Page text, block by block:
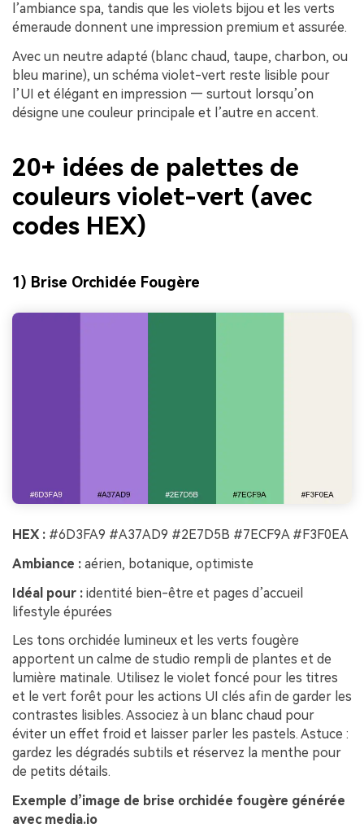
l’ambiance spa, tandis que les violets bijou et les verts
émeraude donnent une impression premium et assurée.
Avec un neutre adapté (blanc chaud, taupe, charbon, ou
bleu marine), un schéma violet-vert reste lisible pour
l’UI et élégant en impression — surtout lorsqu’on
désigne une couleur principale et l’autre en accent.
20+ idées de palettes de
couleurs violet-vert (avec
codes HEX)
1) Brise Orchidée Fougère
HEX : #6D3FA9 #A37AD9 #2E7D5B #7ECF9A #F3F0EA
Ambiance : aérien, botanique, optimiste
Idéal pour : identité bien-être et pages d’accueil
lifestyle épurées
Les tons orchidée lumineux et les verts fougère
apportent un calme de studio rempli de plantes et de
lumière matinale. Utilisez le violet foncé pour les titres
et le vert forêt pour les actions UI clés afin de garder les
contrastes lisibles. Associez à un blanc chaud pour
éviter un effet froid et laisser parler les pastels. Astuce :
gardez les dégradés subtils et réservez la menthe pour
de petits détails.
Exemple d’image de brise orchidée fougère générée
avec media.io